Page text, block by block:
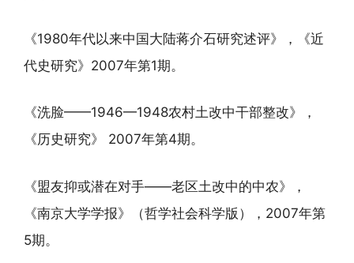
《1980年代以来中国大陆蒋介石研究述评》，《近
代史研究》2007年第1期。
《洗脸——1946—1948农村土改中干部整改》，
《历史研究》 2007年第4期。
《盟友抑或潜在对手——老区土改中的中农》，
《南京大学学报》（哲学社会科学版），2007年第
5期。